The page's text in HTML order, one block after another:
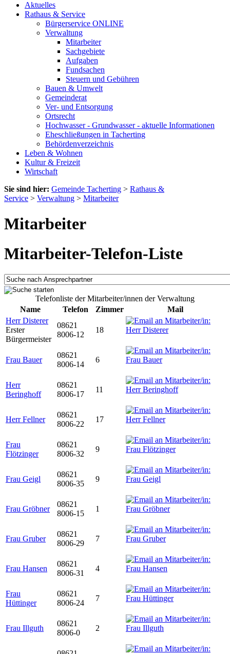
Aktuelles
Rathaus & Service
Bürgerservice ONLINE
Verwaltung
Mitarbeiter
Sachgebiete
Aufgaben
Fundsachen
Steuern und Gebühren
Bauen & Umwelt
Gemeinderat
Ver- und Entsorgung
Ortsrecht
Hochwasser - Grundwasser - aktuelle Informationen
Eheschließungen in Tacherting
Behördenverzeichnis
Leben & Wohnen
Kultur & Freizeit
Wirtschaft
Sie sind hier: Gemeinde Tacherting > Rathaus &
Service > Verwaltung > Mitarbeiter
Mitarbeiter
Mitarbeiter-Telefon-Liste
Telefonliste der Mitarbeiter/innen der Verwaltung
Name
Telefon Zimmer
Mail
Herr Disterer
Erster
Bürgermeister
08621
8006-12
18
Frau Bauer
08621
8006-14
6
Herr
Beringhoff
08621
8006-17
11
Herr Fellner
08621
8006-22
17
Frau
Flötzinger
08621
8006-32
9
Frau Geigl
08621
8006-35
9
Frau Gröbner
08621
8006-15
1
Frau Gruber
08621
8006-29
7
Frau Hansen
08621
8006-31
4
Frau
Hüttinger
08621
8006-24
7
Frau Illguth
08621
8006-0
2